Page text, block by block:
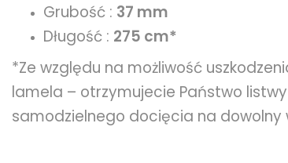
Grubość : 37 mm
Długość : 275 cm*
*Ze względu na możliwość
lamela – otrzymujecie Państwo
samodzielnego docięcia na dowolny